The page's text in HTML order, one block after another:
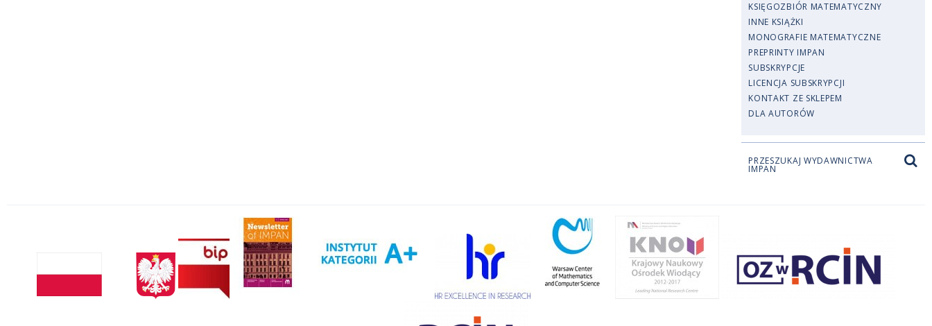
KSIĘGOZBIÓR MATEMATYCZNY
INNE KSIĄŻKI
MONOGRAFIE MATEMATYCZNE
PREPRINTY IMPAN
SUBSKRYPCJE
LICENCJA SUBSKRYPCJI
KONTAKT ZE SKLEPEM
DLA AUTORÓW
PRZESZUKAJ WYDAWNICTWA
IMPAN